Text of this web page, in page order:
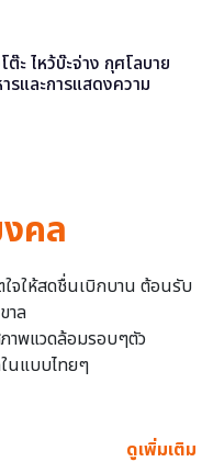
ต๊ะ ไหว้บ๊ะจ่าง กุศโลบาย
รและการแสดงความ
คล
จให้สดชื่นเบิกบาน ต้อนรับ
าล
าพแวดล้อมรอบๆตัว
นแบบไทยๆ
ดูเพิ่มเติม